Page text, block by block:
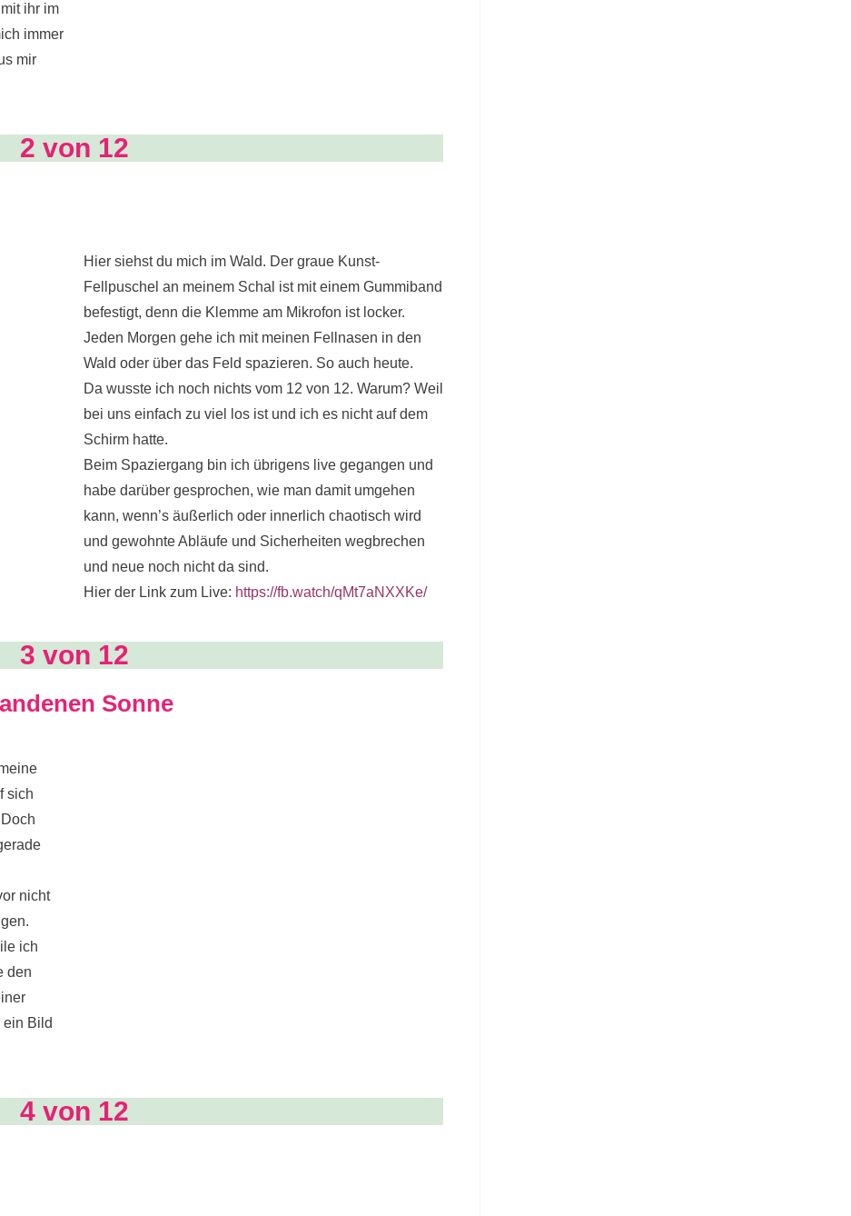
ihr im
immer
mir
2 von 12
Hier siehst du mich im Wald. Der graue Kunst-
Fellpuschel an meinem Schal ist mit einem Gummiband
befestigt, denn die Klemme am Mikrofon ist locker.
Jeden Morgen gehe ich mit meinen Fellnasen in den
Wald oder über das Feld spazieren. So auch heute.
Da wusste ich noch nichts vom 12 von 12. Warum? Weil
bei uns einfach zu viel los ist und ich es nicht auf dem
Schirm hatte.
Beim Spaziergang bin ich übrigens live gegangen und
habe darüber gesprochen, wie man damit umgehen
kann, wenn’s äußerlich oder innerlich chaotisch wird
und gewohnte Abläufe und Sicherheiten wegbrechen
und neue noch nicht da sind.
Hier der Link zum Live: https://fb.watch/qMt7aNXXKe/
3 von 12
Sonne
sich
nicht
ich
den
Bild
4 von 12